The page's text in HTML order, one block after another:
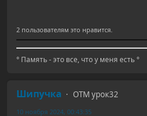
2 пользователям это нравится.
° Память - это все, что у меня есть °
Шипучка
ОТМ урок32
10 ноября 2024, 00:43:35